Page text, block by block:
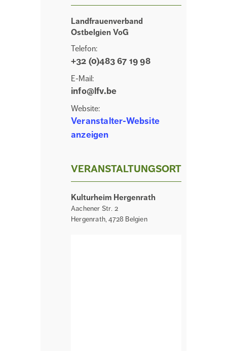
Landfrauenverband
Ostbelgien VoG
Telefon:
+32 (0)483 67 19 98
E-Mail:
info@lfv.be
Website:
Veranstalter-Website
anzeigen
VERANSTALTUNGSORT
Kulturheim Hergenrath
Aachener Str. 2
Hergenrath, 4728 Belgien